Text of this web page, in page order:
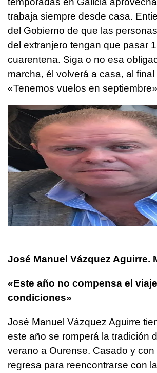
trabaja siempre desde casa.
del Gobierno de que las
del extranjero tengan que pasar
cuarentena. Siga o no esa
marcha, él volverá a casa, al
«Tenemos vuelos en
José Manuel Vázquez Aguirre.
«Este año no compensa el
condiciones»
José Manuel Vázquez Aguirre
este año se romperá la tradición
verano a Ourense. Casado y con
regresa para reencontrarse con